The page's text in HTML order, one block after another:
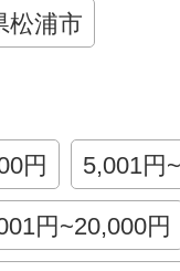
松浦市
円 5,001円
円~20,000円